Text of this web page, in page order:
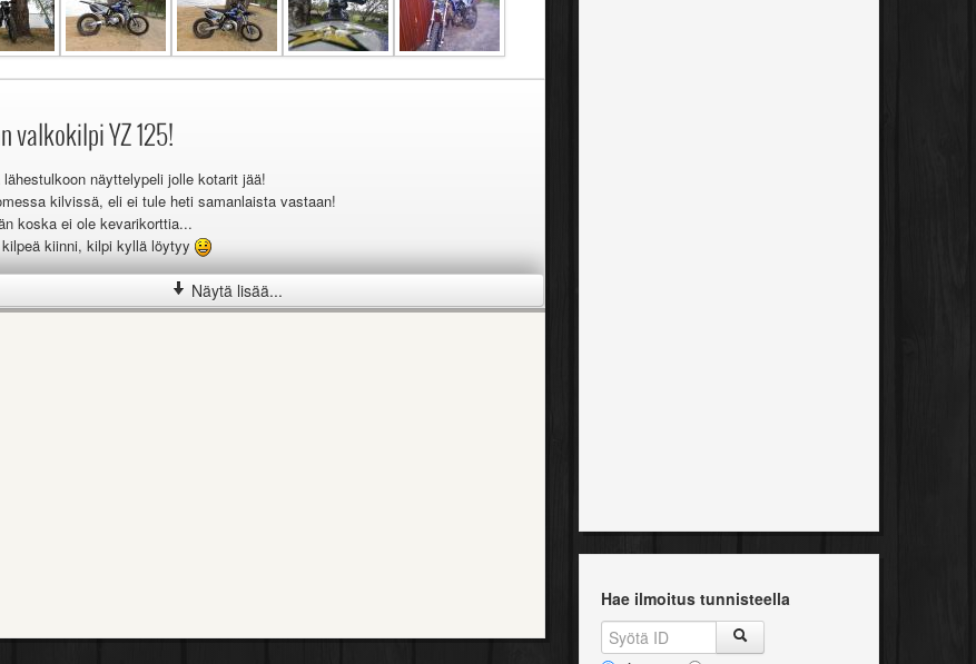
Yamaha YZ 125  2011 kevytmoottoripyörä[/url]
][img]http://www.motot.net/talli/kuvat/a/4/32649/261398_thumb.jpg[/img][/url]
valkokilpi YZ 125!
näyttelypeli jolle kotarit jää!
kilvissä, eli ei tule heti samanlaista vastaan!
koska ei ole kevarikorttia...
kiinni, kilpi kyllä löytyy
on kohillaan ja aina ekasta käyntiin, ei mitään vikaa.
Näytä lisää...
Hae ilmoitus tunnisteella